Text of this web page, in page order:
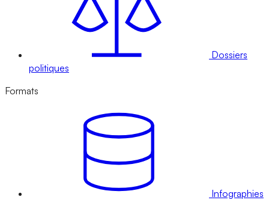
Dossiers
politiques
Formats
Infographies